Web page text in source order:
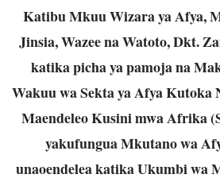
Katibu Mkuu Wizara ya Afya,
Jinsia, Wazee na Watoto, Dkt.
katika picha ya pamoja na
Wakuu wa Sekta ya Afya Kutoka
Maendeleo Kusini mwa Afrika
yakufungua Mkutano wa
unaoendelea katika Ukumbi wa